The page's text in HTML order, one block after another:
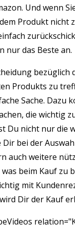
Und wenn
Produkt nicht
nur das Beste an.
bezüglich
Produkts zu
Sache. Dazu
die wichtig
Du nicht nur die
Dir bei der
auch weitere
beim Kauf zu
mit
Dir der Kauf